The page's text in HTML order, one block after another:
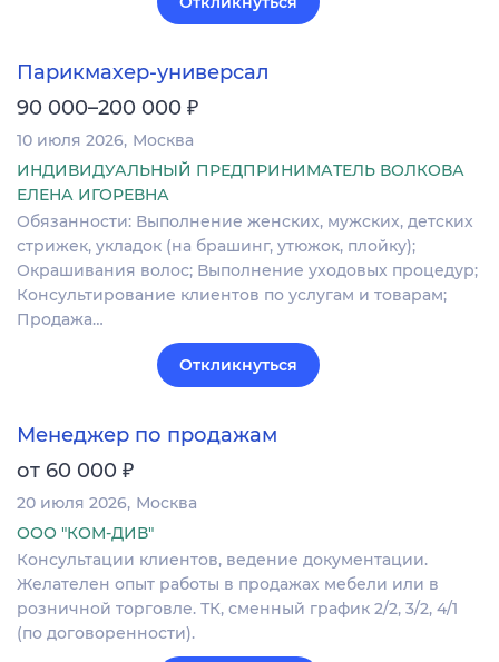
Парикмахер-универсал
90 000–200 000 ₽
10 июля 2026 Москва
ИНДИВИДУАЛЬНЫЙ ПРЕДПРИНИМАТЕЛЬ ВОЛКОВА
ЕЛЕНА ИГОРЕВНА
Обязанности: Выполнение женских, мужских, детских
стрижек, укладок (на брашинг, утюжок, плойку);
Окрашивания волос; Выполнение уходовых процедур;
Консультирование клиентов по услугам и товарам;
Продажа…
Откликнуться
Менеджер по продажам
от 60 000 ₽
20 июля 2026 Москва
ООО "КОМ-ДИВ"
Консультации клиентов, ведение документации.
Желателен опыт работы в продажах мебели или в
розничной торговле. ТК, сменный график 2/2, 3/2, 4/1
(по договоренности).